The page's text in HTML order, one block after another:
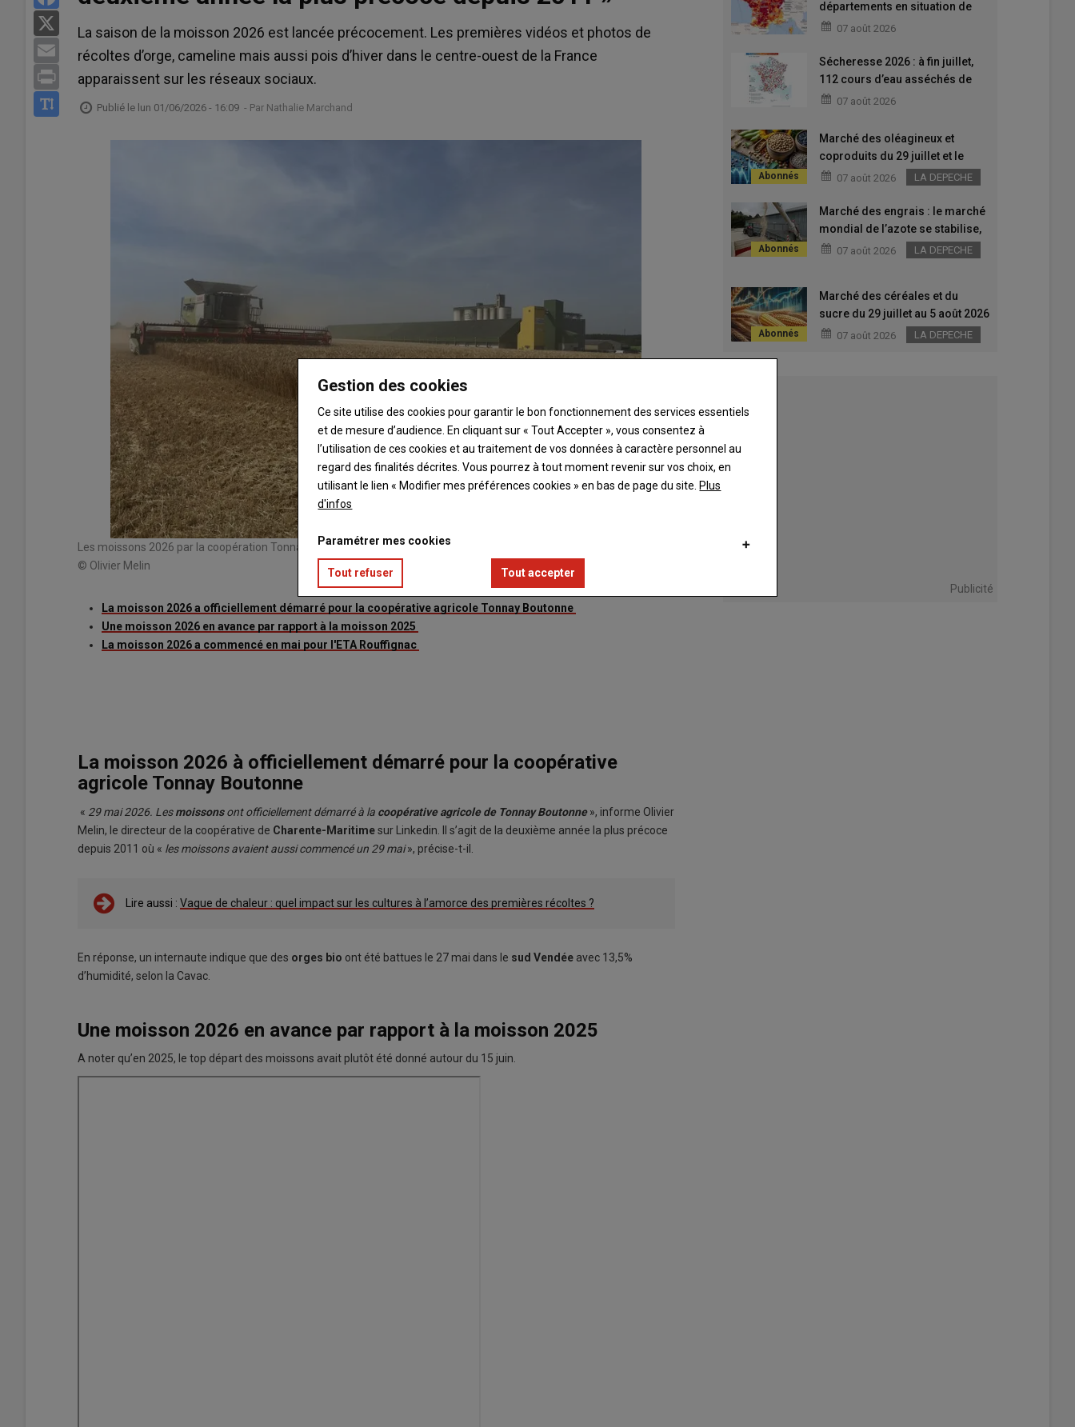
Email
Print
La saison de la moisson 2026 est lancée précocement. Les premières vidéos et photos de
récoltes d’orge, cameline mais aussi pois d’hiver dans le centre-ouest de la France
apparaissent sur les réseaux sociaux.
Publié le lun 01/06/2026 - 16:09 - Par Nathalie Marchand
Les moissons 2026 par la coopération Tonnay Boutonne ont débuté en Charente-Maritime.
© Olivier Melin
La moisson 2026 a officiellement démarré pour la coopérative agricole Tonnay Boutonne
Une moisson 2026 en avance par rapport à la moisson 2025
La moisson 2026 a commencé en mai pour l'ETA Rouffignac
La moisson 2026 à officiellement démarré pour la coopérative
agricole Tonnay Boutonne
« 29 mai 2026. Lesmoissonsont officiellement démarré à la coopérative agricole de Tonnay Boutonne», informe Olivier
Melin, le directeur de la coopérative de Charente-Maritimesur Linkedin. Il s’agit de la deuxième année la plus précoce
depuis 2011 où « les moissons avaient aussi commencé un 29 mai», précise-t-il.
Lire aussi : Vague de chaleur : quel impact sur les cultures à l’amorce des premières récoltes ?
En réponse, un internaute indique que des orges bio ont été battues le 27 mai dans le sud Vendée avec 13,5%
d’humidité, selon la Cavac.
Une moisson 2026 en avance par rapport à la moisson 2025
A noter qu’en 2025, le top départ des moissons avait plutôt été donné autour du 15 juin.
départements en situation de
crise, quelles conséquences
07 août 2026
Sécheresse 2026 : à fin juillet,
112 cours d’eau asséchés de
plus qu’en 2022
07 août 2026
Marché des oléagineux et
coproduits du 29 juillet et le
5 août 2026 - Les prix en colza
à l’image du soja états-unien et
du pétrole
07 août 2026 LA DEPECHE
Marché des engrais : le marché
mondial de l’azote se stabilise,
les engrais phosphatés restent
07 août 2026 LA DEPECHE
Marché des céréales et du
sucre du 29 juillet au 5 août 2026
- Les cours encore en baisse
07 août 2026 LA DEPECHE
Publicité
Gestion des cookies
Ce site utilise des cookies pour garantir le bon fonctionnement des services essentiels
et de mesure d’audience. En cliquant sur « Tout Accepter », vous consentez à
l’utilisation de ces cookies et au traitement de vos données à caractère personnel au
regard des finalités décrites. Vous pourrez à tout moment revenir sur vos choix, en
utilisant le lien « Modifier mes préférences cookies » en bas de page du site. Plus
d'infos
Paramétrer mes cookies
Tout refuser Tout accepter